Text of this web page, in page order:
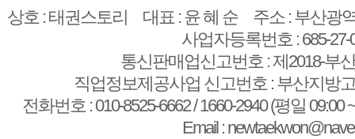
상호 : 태권스토리 대표 : 윤 혜 순
주소 : 부산광
사업자등록번호 : 685-27-
통신판매업신고번호 : 제2018-부
직업정보제공사업 신고번호 : 부산지방
전화번호 : 010-8525-6662 / 1660-2940 (평일 09:00
Email :